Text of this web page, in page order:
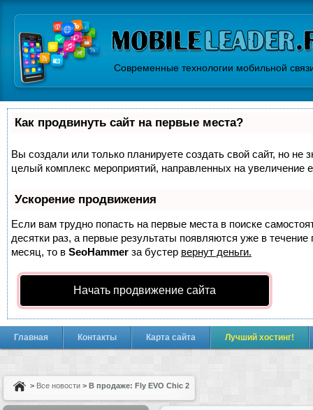
Современные технологии мобильной
Как продвинуть сайт на первые места?
Вы создали или только планируете создать свой сайт, но не
целый комплекс мероприятий, направленных на увеличение
Ускорение продвижения
Если вам трудно попасть на первые места в поиске
десятки раз, а первые результаты появляются уже в
месяц, то в SeoHammer за бустер вернут деньги.
Начать продвижение сайта
Главная Контакты Карта сайта Лучший хостинг!
> Все новости > В продаже: Fly EVO Chic 2